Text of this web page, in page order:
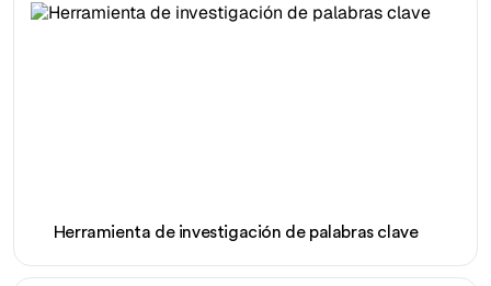
Herramienta de investigación de palabras clave